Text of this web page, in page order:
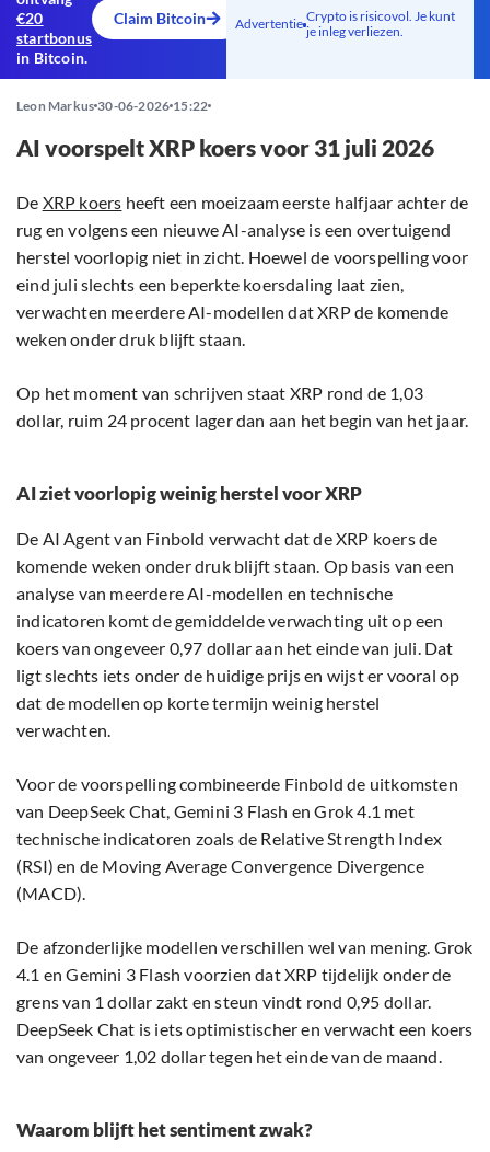
€20
startbonus
in Bitcoin.
Claim Bitcoin Advertentie Crypto is risicovol. Je kunt
je inleg verliezen.
Leon Markus 30-06-2026 15:22
AI voorspelt XRP koers voor 31 juli 2026
De XRP koers heeft een moeizaam eerste halfjaar achter de
rug en volgens een nieuwe AI-analyse is een overtuigend
herstel voorlopig niet in zicht. Hoewel de voorspelling voor
eind juli slechts een beperkte koersdaling laat zien,
verwachten meerdere AI-modellen dat XRP de komende
weken onder druk blijft staan.
Op het moment van schrijven staat XRP rond de 1,03
dollar, ruim 24 procent lager dan aan het begin van het jaar.
AI ziet voorlopig weinig herstel voor XRP
De AI Agent van Finbold verwacht dat de XRP koers de
komende weken onder druk blijft staan. Op basis van een
analyse van meerdere AI-modellen en technische
indicatoren komt de gemiddelde verwachting uit op een
koers van ongeveer 0,97 dollar aan het einde van juli. Dat
ligt slechts iets onder de huidige prijs en wijst er vooral op
dat de modellen op korte termijn weinig herstel
verwachten.
Voor de voorspelling combineerde Finbold de uitkomsten
van DeepSeek Chat, Gemini 3 Flash en Grok 4.1 met
technische indicatoren zoals de Relative Strength Index
(RSI) en de Moving Average Convergence Divergence
(MACD).
De afzonderlijke modellen verschillen wel van mening. Grok
4.1 en Gemini 3 Flash voorzien dat XRP tijdelijk onder de
grens van 1 dollar zakt en steun vindt rond 0,95 dollar.
DeepSeek Chat is iets optimistischer en verwacht een koers
van ongeveer 1,02 dollar tegen het einde van de maand.
Waarom blijft het sentiment zwak?